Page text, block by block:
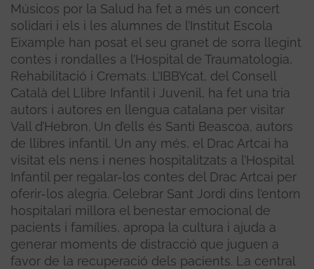
Músicos por la Salud ha fet a més un concert
solidari i els i les alumnes de l’Institut Escola
Eixample han posat el seu granet de sorra llegint
contes i rondalles a l’Hospital de Traumatologia,
Rehabilitació i Cremats. L’IBBYcat, del Consell
Català del Llibre Infantil i Juvenil, ha fet una tria
autors i autores en llengua catalana per visitar
Vall d’Hebron. Un d’ells és Santi Beascoa, autors
de llibres infantil. Un any més, el Drac Artcai ha
visitat els nens i nenes hospitalitzats a l’Hospital
Infantil per regalar-los contes del Drac Artcai per
oferir-los alegria. Celebrar Sant Jordi dins l’entorn
hospitalari millora el benestar emocional de
pacients i famílies, apropa la cultura i ajuda a
generar moments de distracció que juguen a
favor de la recuperació dels pacients. La central